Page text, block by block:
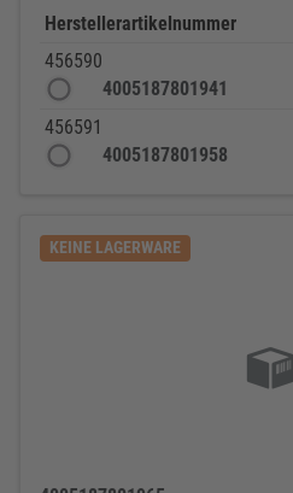
Herstellerartikelnummer
456590
4005187801941
456591
4005187801958
KEINE LAGERWARE